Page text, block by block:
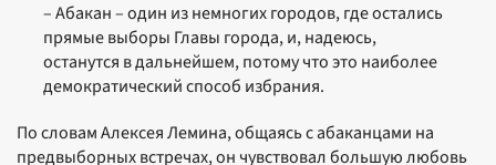
– Абакан – один из немногих городов, где остались
прямые выборы Главы города, и, надеюсь,
останутся в дальнейшем, потому что это наиболее
демократический способ избрания.
По словам Алексея Лемина, общаясь с абаканцами на
предвыборных встречах, он чувствовал большую любовь